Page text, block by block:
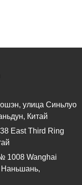
улица Синьлуо
Китай
East Third Ring
1008 Wanghai